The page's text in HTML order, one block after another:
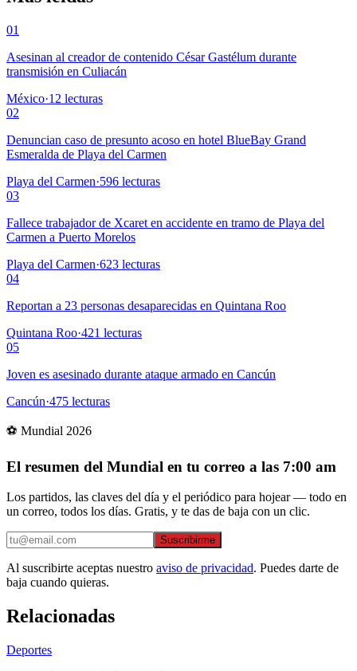
01
Asesinan al creador de contenido César Gastélum durante
transmisión en Culiacán
México·12 lecturas
02
Denuncian caso de presunto acoso en hotel BlueBay Grand
Esmeralda de Playa del Carmen
Playa del Carmen·596 lecturas
03
Fallece trabajador de Xcaret en accidente en tramo de Playa del
Carmen a Puerto Morelos
Playa del Carmen·623 lecturas
04
Reportan a 23 personas desaparecidas en Quintana Roo
Quintana Roo·421 lecturas
05
Joven es asesinado durante ataque armado en Cancún
Cancún·475 lecturas
⚽ Mundial 2026
El resumen del Mundial en tu correo a las 7:00 am
Los partidos, las claves del día y el periódico para hojear — todo en
un correo, todos los días. Gratis, y te das de baja con un clic.
Suscribirme
Al suscribirte aceptas nuestro aviso de privacidad. Puedes darte de
baja cuando quieras.
Relacionadas
Deportes